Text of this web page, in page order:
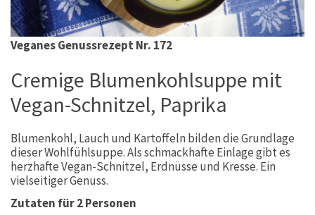
Veganes Genussrezept Nr. 172
Cremige Blumenkohlsuppe mit
Vegan-Schnitzel, Paprika
Blumenkohl, Lauch und Kartoffeln bilden die Grundlage
dieser Wohlfühlsuppe. Als schmackhafte Einlage gibt es
herzhafte Vegan-Schnitzel, Erdnüsse und Kresse. Ein
vielseitiger Genuss.
Zutaten für 2 Personen